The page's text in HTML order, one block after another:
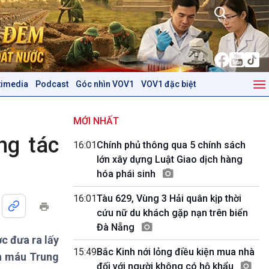
Podcast Góc nhìn VOV1 VOV1 đặc biệt
Trước giờ mở cửa
Dòng chảy Kinh tế
Tuyên chiến với gian lận
thương mại
Mùa vàng
Biển đảo Việt Nam
Tâm tình biên giới và hải
Tìm hiểu biển, đảo Việt
Nam
Podcast
Góc nhìn VOV1
Bình luận
tác
đưa ra lấy
máu Trung
MỚI NHẤT
16:01Chính phủ thông qua 5 chính sách
lớn xây dựng Luật Giao dịch hàng
hóa phái sinh
16:01Tàu 629, Vùng 3 Hải quân kịp thời
cứu nữ du khách gặp nạn trên biển
Đà Nẵng
15:49Bắc Kinh nới lỏng điều kiện mua nhà
đối với người không có hộ khẩu